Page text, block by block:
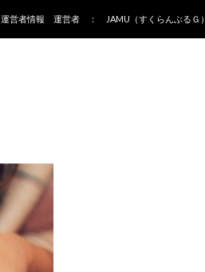
運営者情報 運営者 ： JAMU（すくらんぶるＧ）